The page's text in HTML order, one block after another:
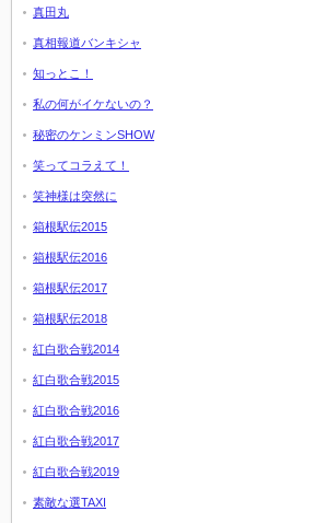
真田丸
真相報道バンキシャ
知っとこ！
私の何がイケないの？
秘密のケンミンSHOW
笑ってコラえて！
笑神様は突然に
箱根駅伝2015
箱根駅伝2016
箱根駅伝2017
箱根駅伝2018
紅白歌合戦2014
紅白歌合戦2015
紅白歌合戦2016
紅白歌合戦2017
紅白歌合戦2019
素敵な選TAXI